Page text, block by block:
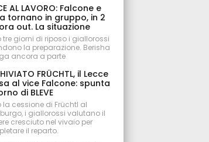
AL LAVORO: Falcone e
tornano in gruppo, in 2
out. La situazione
tre giorni di riposo i giallorossi
la preparazione. Berisha
ancora a parte
FRÜCHTL, il Lecce
al vice Falcone: spunta
di BLEVE
la cessione di Früchtl al
i giallorossi valutano il
cresciuto nel vivaio per
il reparto.